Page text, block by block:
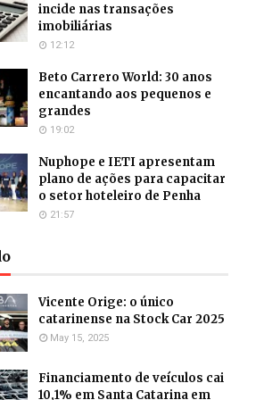
incide nas transações
imobiliárias
12:12
Beto Carrero World: 30 anos
encantando aos pequenos e
grandes
19:02
Nuphope e IETI apresentam
plano de ações para capacitar
o setor hoteleiro de Penha
21:57
Vicente Orige: o único
catarinense na Stock Car 2025
May 15, 2025
Financiamento de veículos cai
10,1% em Santa Catarina em